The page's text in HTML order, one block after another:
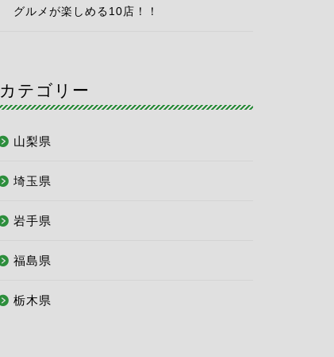
グルメが楽しめる10店！！
カテゴリー
山梨県
埼玉県
岩手県
福島県
栃木県